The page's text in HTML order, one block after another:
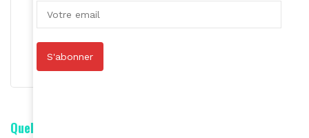
Quelle est votre réaction ?
S'abonner